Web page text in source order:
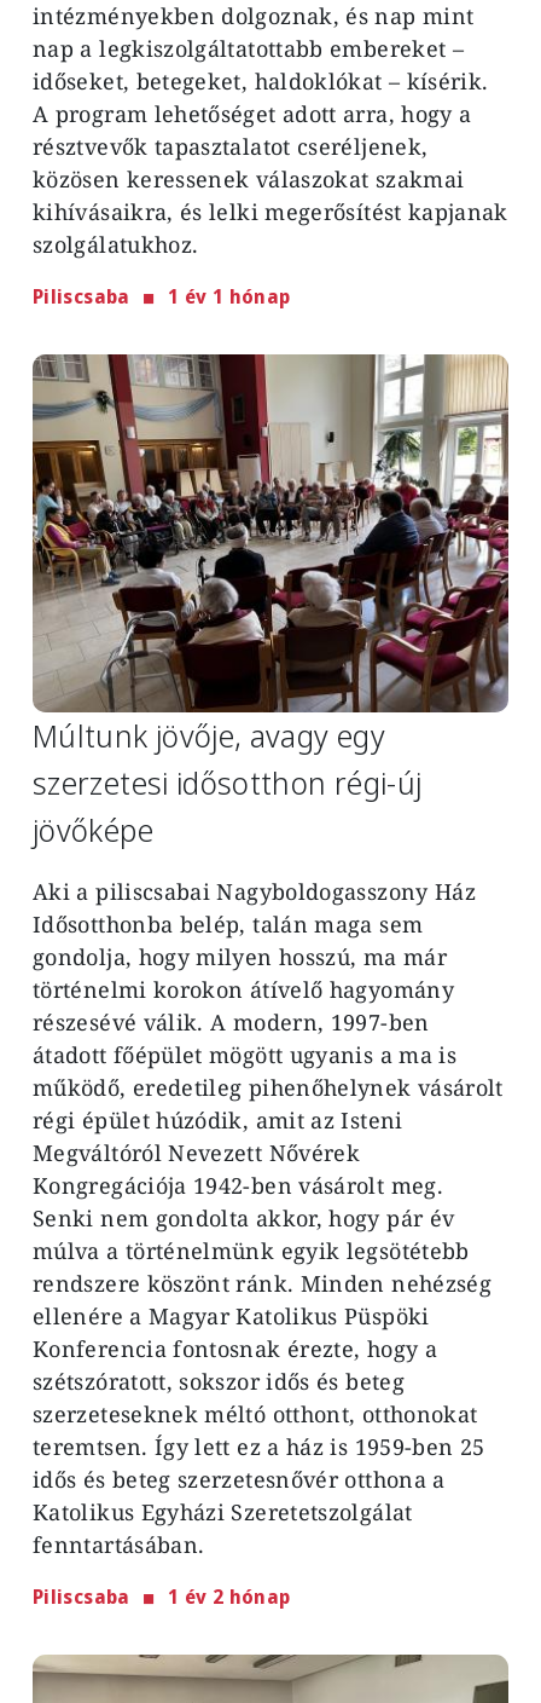
intézményekben dolgoznak, és nap mint
nap a legkiszolgáltatottabb embereket –
időseket, betegeket, haldoklókat – kísérik.
A program lehetőséget adott arra, hogy a
résztvevők tapasztalatot cseréljenek,
közösen keressenek válaszokat szakmai
kihívásaikra, és lelki megerősítést kapjanak
szolgálatukhoz.
Piliscsaba 1 év 1 hónap
Image
Múltunk jövője, avagy egy
szerzetesi idősotthon régi-új
jövőképe
Aki a piliscsabai Nagyboldogasszony Ház
Idősotthonba belép, talán maga sem
gondolja, hogy milyen hosszú, ma már
történelmi korokon átívelő hagyomány
részesévé válik. A modern, 1997-ben
átadott főépület mögött ugyanis a ma is
működő, eredetileg pihenőhelynek vásárolt
régi épület húzódik, amit az Isteni
Megváltóról Nevezett Nővérek
Kongregációja 1942-ben vásárolt meg.
Senki nem gondolta akkor, hogy pár év
múlva a történelmünk egyik legsötétebb
rendszere köszönt ránk. Minden nehézség
ellenére a Magyar Katolikus Püspöki
Konferencia fontosnak érezte, hogy a
szétszóratott, sokszor idős és beteg
szerzeteseknek méltó otthont, otthonokat
teremtsen. Így lett ez a ház is 1959-ben 25
idős és beteg szerzetesnővér otthona a
Katolikus Egyházi Szeretetszolgálat
fenntartásában.
Piliscsaba 1 év 2 hónap
Image